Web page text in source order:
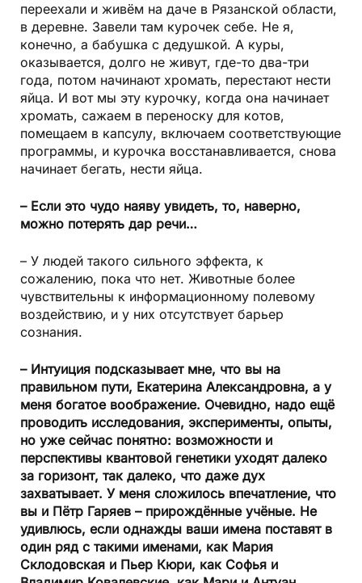
переехали и живём на даче в Рязанской области,
в деревне. Завели там курочек себе. Не я,
конечно, а бабушка с дедушкой. А куры,
оказывается, долго не живут, где-то два-три
года, потом начинают хромать, перестают нести
яйца. И вот мы эту курочку, когда она начинает
хромать, сажаем в переноску для котов,
помещаем в капсулу, включаем соответствующие
программы, и курочка восстанавливается, снова
начинает бегать, нести яйца.
– Если это чудо наяву увидеть, то, наверно,
можно потерять дар речи…
– У людей такого сильного эффекта, к
сожалению, пока что нет. Животные более
чувствительны к информационному полевому
воздействию, и у них отсутствует барьер
сознания.
– Интуиция подсказывает мне, что вы на
правильном пути, Екатерина Александровна, а у
меня богатое воображение. Очевидно, надо ещё
проводить исследования, эксперименты, опыты,
но уже сейчас понятно: возможности и
перспективы квантовой генетики уходят далеко
за горизонт, так далеко, что даже дух
захватывает. У меня сложилось впечатление, что
вы и Пётр Гаряев – прирождённые учёные. Не
удивлюсь, если однажды ваши имена поставят в
один ряд с такими именами, как Мария
Склодовская и Пьер Кюри, как Софья и